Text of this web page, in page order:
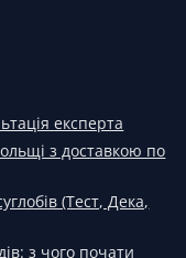
експерта
з доставкою по
(Тест, Дека,
з чого почати